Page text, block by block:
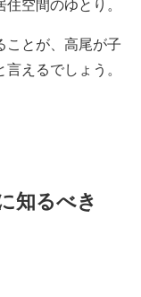
空間のゆとり。
ことが、高尾が子
えるでしょう。
知るべき